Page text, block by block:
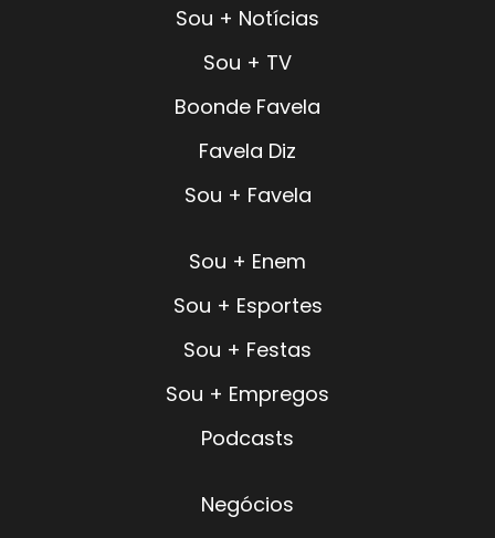
Sou + Notícias
Sou + TV
Boonde Favela
Favela Diz
Sou + Favela
Sou + Enem
Sou + Esportes
Sou + Festas
Sou + Empregos
Podcasts
Negócios